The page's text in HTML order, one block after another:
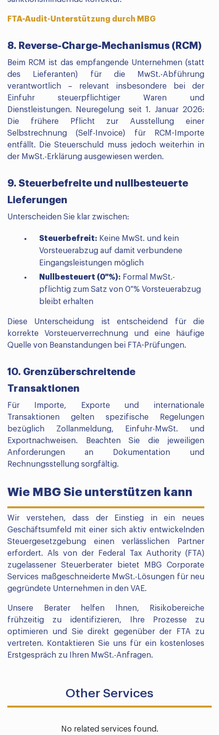
FTA-Audit-Unterstützung durch MBG
8. Reverse-Charge-Mechanismus (RCM)
Beim RCM ist das empfangende Unternehmen (statt
des Lieferanten) für die MwSt.-Abführung
verantwortlich – relevant insbesondere bei der
Einfuhr steuerpflichtiger Waren und
Dienstleistungen. Neuregelung seit 1. Januar 2026:
Die frühere Pflicht zur Ausstellung einer
Selbstrechnung (Self-Invoice) für RCM-Importe
entfällt. Die Steuerschuld muss jedoch weiterhin in
der MwSt.-Erklärung ausgewiesen werden.
9. Steuerbefreite und nullbesteuerte
Lieferungen
Unterscheiden Sie klar zwischen:
Steuerbefreit: Keine MwSt. und kein
Vorsteuerabzug auf damit verbundene
Eingangsleistungen möglich
Nullbesteuert (0 %): Formal MwSt.-
pflichtig zum Satz von 0 % Vorsteuerabzug
bleibt erhalten
Diese Unterscheidung ist entscheidend für die
korrekte Vorsteuerverrechnung und eine häufige
Quelle von Beanstandungen bei FTA-Prüfungen.
10. Grenzüberschreitende
Transaktionen
Für Importe, Exporte und internationale
Transaktionen gelten spezifische Regelungen
bezüglich Zollanmeldung, Einfuhr-MwSt. und
Exportnachweisen. Beachten Sie die jeweiligen
Anforderungen an Dokumentation und
Rechnungsstellung sorgfältig.
Wie MBG Sie unterstützen kann
Wir verstehen, dass der Einstieg in ein neues
Geschäftsumfeld mit einer sich aktiv entwickelnden
Steuergesetzgebung einen verlässlichen Partner
erfordert. Als von der Federal Tax Authority (FTA)
zugelassener Steuerberater bietet MBG Corporate
Services maßgeschneiderte MwSt.-Lösungen für neu
gegründete Unternehmen in den VAE.
Unsere Berater helfen Ihnen, Risikobereiche
frühzeitig zu identifizieren, Ihre Prozesse zu
optimieren und Sie direkt gegenüber der FTA zu
vertreten. Kontaktieren Sie uns für ein kostenloses
Erstgespräch zu Ihren MwSt.-Anfragen.
Other Services
No related services found.